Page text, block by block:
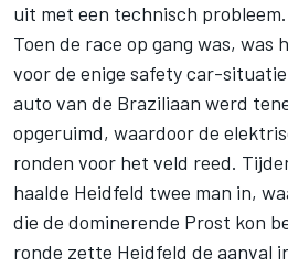
uit met een technisch probleem.
Toen de race op gang was, was
voor de enige safety car-
auto van de Braziliaan werd
opgeruimd, waardoor de
ronden voor het veld reed.
haalde Heidfeld twee man in,
die de dominerende Prost kon
ronde zette Heidfeld de aanval